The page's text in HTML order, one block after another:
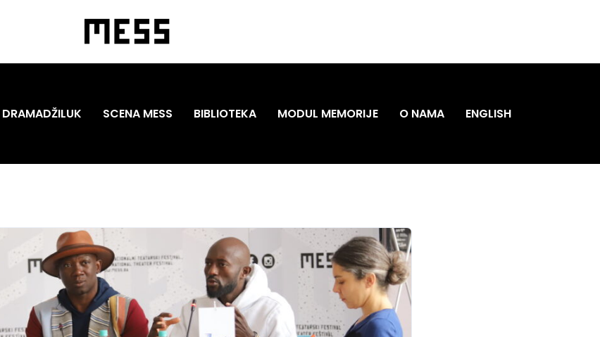
DRAMADŽILUK SCENA MESS BIBLIOTEKA MODUL MEMORIJE O NAMA ENGLISH